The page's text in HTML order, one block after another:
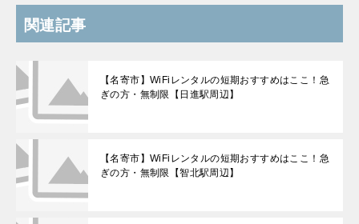
関連記事
【名寄市】WiFiレンタルの短期おすすめはここ！急
ぎの方・無制限【日進駅周辺】
【名寄市】WiFiレンタルの短期おすすめはここ！急
ぎの方・無制限【智北駅周辺】